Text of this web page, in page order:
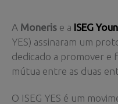
A Moneris e a ISEG
YES) assinaram um
dedicado a promover e
mútua entre as duas
O ISEG YES é um